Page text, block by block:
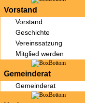
Vorstand
Vorstand
Geschichte
Vereinssatzung
Mitglied werden
Gemeinderat
Gemeinderat